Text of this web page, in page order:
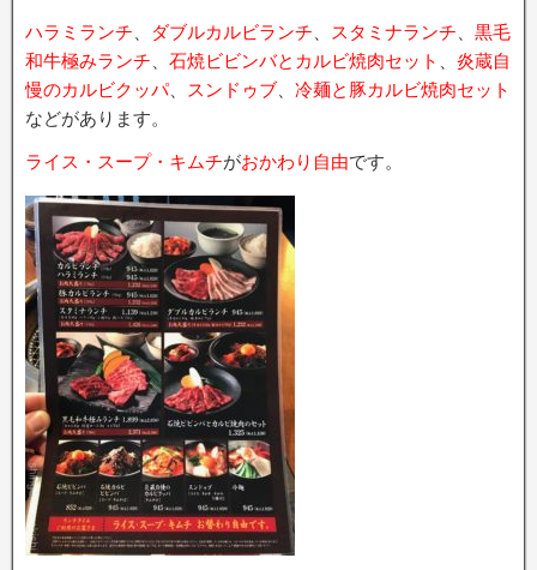
ハラミランチ ダブルカルビランチ スタミナランチ
黒毛
和牛極みランチ
石焼ビビンバとカルビ焼肉セット
炎蔵自
慢のカルビクッパ、 スンドゥブ
冷麺と豚カルビ焼肉セット
などがあります。
ライス・スープ・キムチがおかわり自由です。